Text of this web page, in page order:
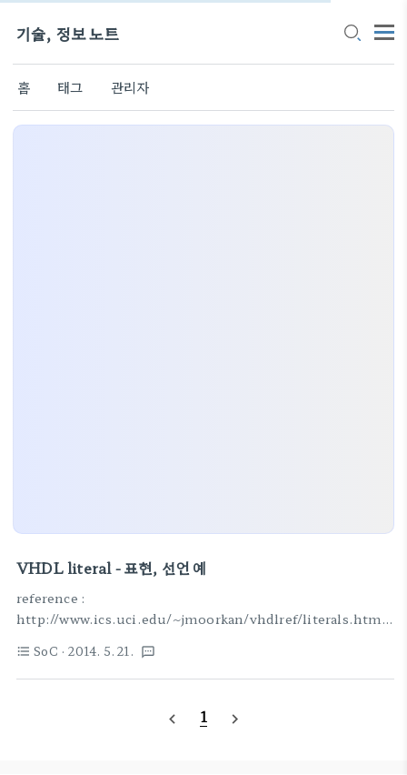
기술, 정보 노트
홈 태그 관리자
VHDL literal - 표현, 선언 예
reference :
http://www.ics.uci.edu/~jmoorkan/vhdlref/literals.html
real := 32.0; constant FLAG :bit_vector(0 to 7) :=
"11111111"; constant MSG : string := "Hello"; 숫자 표현
format_list_bulleted SoC · 2014. 5. 21. textsms
navigate_before 1 navigate_next